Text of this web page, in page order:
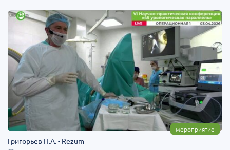
мероприятие
Григорьев Н.А. - Rezum